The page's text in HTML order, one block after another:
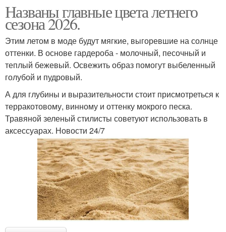
Названы главные цвета летнего
сезона 2026.
Этим летом в моде будут мягкие, выгоревшие на солнце
оттенки. В основе гардероба - молочный, песочный и
теплый бежевый. Освежить образ помогут выбеленный
голубой и пудровый.
А для глубины и выразительности стоит присмотреться к
терракотовому, винному и оттенку мокрого песка.
Травяной зеленый стилисты советуют использовать в
аксессуарах. Новости 24/7